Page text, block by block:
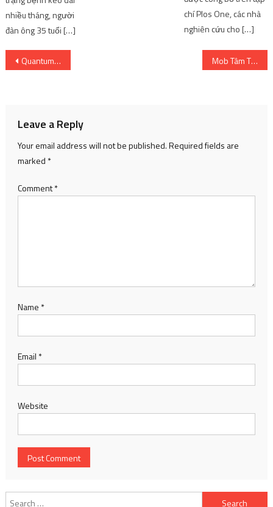
nhiều tháng, người
đàn ông 35 tuổi […]
chí Plos One, các nhà
nghiên cứu cho […]
Post
Quantum Maki – Cùng những cô gái Anime xinh đẹp điều khiển chiến hạm chống lại cái ác Mob Tâm Thần 100 III – 9 [Mob 1 ~Moving~]
Leave a Reply
Your email address will not be published.Required fields are
marked *
Comment*
Name *
Email *
Website
Search